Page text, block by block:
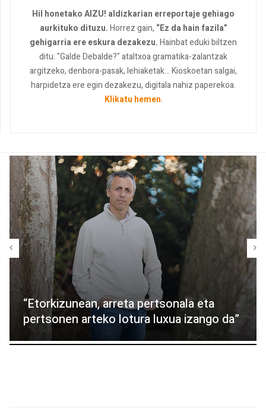
Hil honetako AIZU! aldizkarian erreportaje gehiago
aurkituko dituzu.Horrez gain, “Ez da hain fazila”
gehigarria ere eskura dezakezu.Hainbat eduki biltzen
ditu: "Galde Debalde?" ataltxoa gramatika-zalantzak
argitzeko, denbora-pasak, lehiaketak... Kioskoetan salgai,
harpidetza ere egin dezakezu, digitala nahiz paperekoa.
Klikatu hemen.
“Etorkizunean, arreta pertsonala eta
pertsonen arteko lotura luxua izango da”